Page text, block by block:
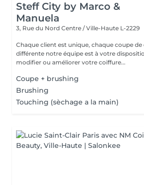
Steff City by Marco &
Manuela
3, Rue du Nord Centre / Ville-Haute L-2229
Chaque client est unique, chaque coupe de
différente notre équipe est à votre
modifier ou améliorer votre coiffure...
Coupe + brushing
Brushing
Touching (sèchage a la main)